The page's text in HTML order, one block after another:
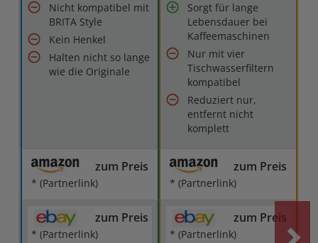
Nicht kompatibel mit
BRITA Style
Kein Henkel
Halten nicht so lange
wie die Originale
Sorgt für lange
Lebensdauer bei
Kaffeemaschinen
Nur mit vier
Tischwasserfiltern
kompatibel
Reduziert nur,
entfernt nicht
komplett
zum Preis
* (Partnerlink)
zum Preis
* (Partnerlink)
zum Preis
* (Partnerlink)
zum Preis
* (Partnerlink)